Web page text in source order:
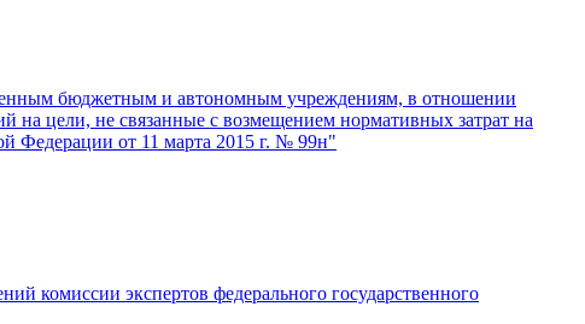
бюджетным и автономным учреждениям, в отношении
на цели, не связанные с возмещением нормативных затрат на
Федерации от 11 марта 2015 г. № 99н"
комиссии экспертов федерального государственного